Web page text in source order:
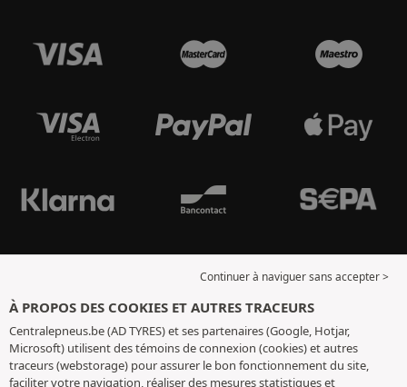
Continuer à naviguer sans accepter >
À PROPOS DES COOKIES ET AUTRES TRACEURS
Centralepneus.be (AD TYRES) et ses partenaires (Google, Hotjar,
Microsoft) utilisent des témoins de connexion (cookies) et autres
traceurs (webstorage) pour assurer le bon fonctionnement du site,
faciliter votre navigation, réaliser des mesures statistiques et